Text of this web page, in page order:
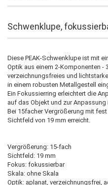
Schwenklupe,
Diese PEAK-Schwenklupe ist mit
Optik aus einem 2-Komponenten -
verzeichnungsfreies und
in einem robusten Metallgestell
Ein Fokussierring erleichtert die
auf das Objekt und zur
Bei 15facher Vergrößerung mit
Sichtfeld von 19 mm erreicht.
Vergrößerung: 15-fach
Sichtfeld: 19 mm
Fokus: fokussierbar
Skala: ohne Skala
Optik: aplanat, verzeichnungsfrei,